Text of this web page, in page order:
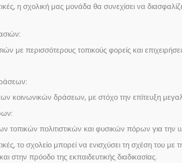
η σχολική μας μονάδα θα συνεχίσει να
με περισσότερους τοπικούς φορείς και
κοινωνικών δράσεων, με στόχο την επίτευξη
τοπικών πολιτιστικών και φυσικών πόρων για
το σχολείο μπορεί να ενισχύσει τη σχέση του
στην πρόοδο της εκπαιδευτικής διαδικασίας.